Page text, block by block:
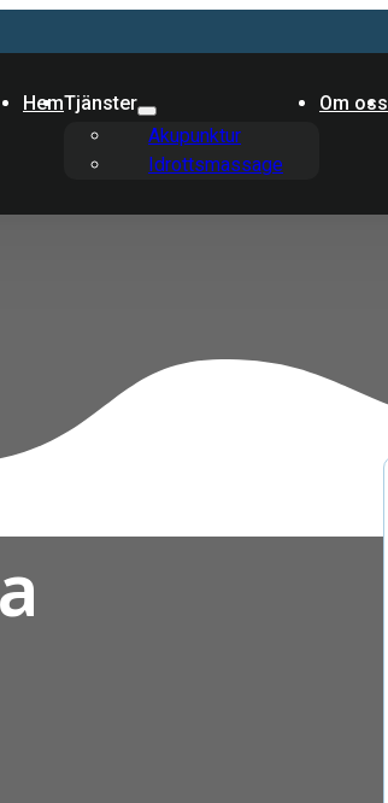
HemTjänster
Akupunktur
Idrottsmassage
Om oss